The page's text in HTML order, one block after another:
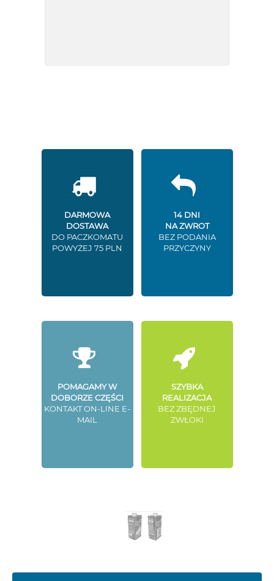
DARMOWA
DOSTAWA
DO PACZKOMATU
POWYŻEJ 75 PLN
14 DNI
NA ZWROT
BEZ PODANIA
PRZYCZYNY
POMAGAMY W
DOBORZE CZĘŚCI
KONTAKT ON-LINE E-
MAIL
SZYBKA
REALIZACJA
BEZ ZBĘDNEJ
ZWŁOKI